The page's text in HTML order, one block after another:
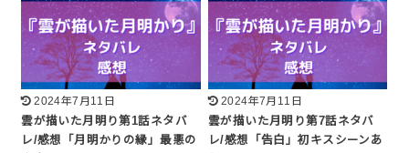
2024年7月11日
雲が描いた月明り第1話ネタバ
レ/感想「月明かりの縁」最悪の
2024年7月11日
雲が描いた月明り第7話ネタバ
レ/感想「告白」初キスシーンあ